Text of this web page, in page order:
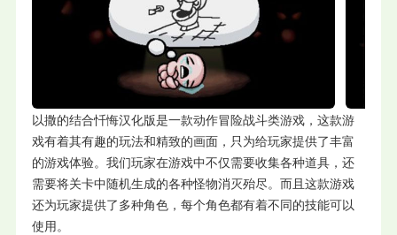
以撒的结合忏悔汉化版是一款动作冒险战斗类游戏，这款游
戏有着其有趣的玩法和精致的画面，只为给玩家提供了丰富
的游戏体验。我们玩家在游戏中不仅需要收集各种道具，还
需要将关卡中随机生成的各种怪物消灭殆尽。而且这款游戏
还为玩家提供了多种角色，每个角色都有着不同的技能可以
使用。